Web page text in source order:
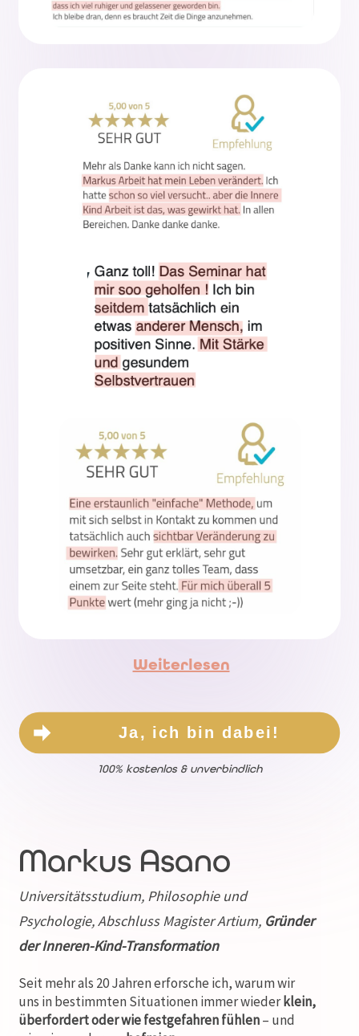
Weiterlesen
Ja, ich bin dabei!
100% kostenlos & unverbindlich
Markus Asano
Universitätsstudium, Philosophie und
Psychologie, Abschluss Magister Artium, Gründer
der Inneren-Kind-Transformation
Seit mehr als 20 Jahren erforsche ich, warum wir
uns in bestimmten Situationen immer wiederklein,
überfordert oder wie festgefahren fühlen– und